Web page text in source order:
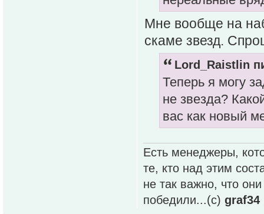
Мне вообще на
скаме звезд.
Lord_Raistlin
Теперь я могу
не звезда?
вас как новый
Есть менеджеры,
те, кто над этим
не так важно, что
победили...(с) graf34